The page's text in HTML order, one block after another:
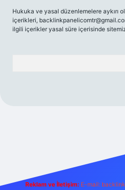
Hukuka ve yasal düzenlemelere aykırı
içerikleri,
ilgili içerikler yasal süre içerisinde
Reklam ve İletişim: E-mail: